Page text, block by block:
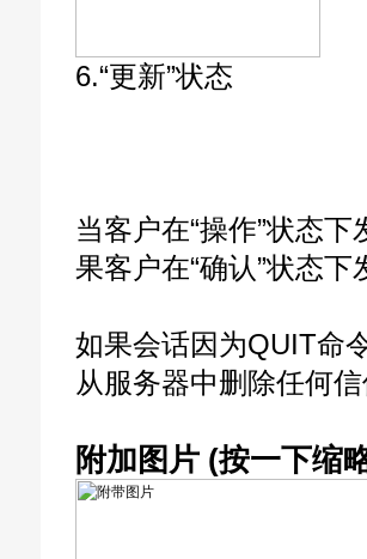
6.“更新”状态
当客户在“操作”状态
果客户在“确认”状态
如果会话因为QUIT命
从服务器中删除任何
附加图片 (按一下缩